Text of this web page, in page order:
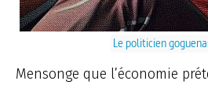
Le politicien
Mensonge que l’économie